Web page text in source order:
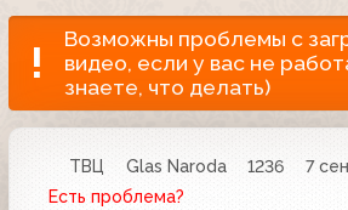
Возможны проблемы с
видео, если у вас не
знаете, что делать)
ТВЦ Glas Naroda 1236
7
Есть проблема?